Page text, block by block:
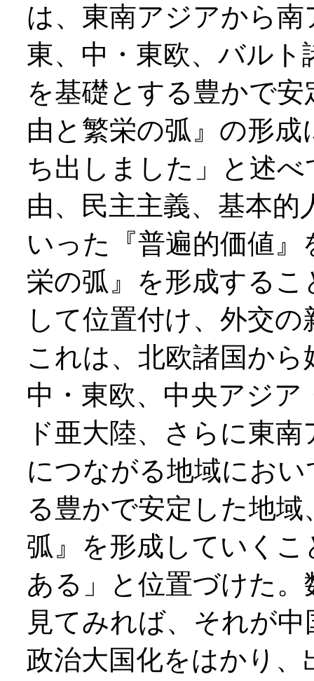
は、東南アジアから
東、中・東欧、バル
を基礎とする豊かで
由と繁栄の弧』の形
ち出しました」と述
由、民主主義、基本的
いった『普遍的価値
栄の弧』を形成する
して位置付け、外交
これは、北欧諸国か
中・東欧、中央アジ
ド亜大陸、さらに東
につながる地域にお
る豊かで安定した地
弧』を形成していく
ある」と位置づけた
見てみれば、それが
政治大国化をはかり